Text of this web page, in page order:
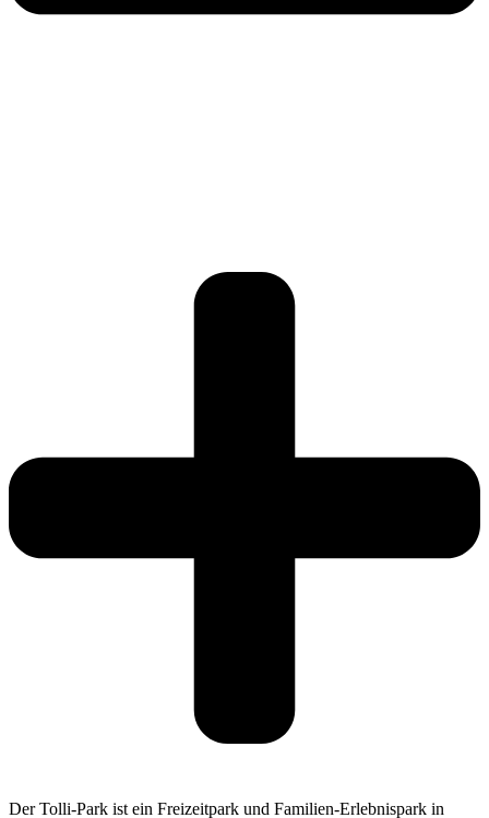
Der Tolli-Park ist ein Freizeitpark und Familien-Erlebnispark in